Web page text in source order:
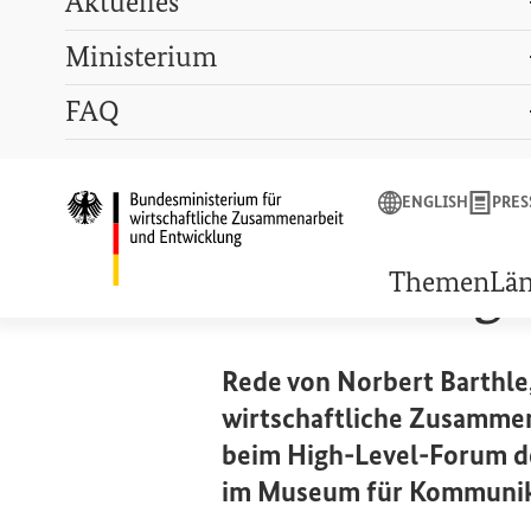
Startseite des
ENGLISH
Themen
Ministerium
FAQ
ENGLISH PRESSE LEXIKON GEBÄRDENSPRACHE
9. SEPTEMBER 2019
Rede von Norbert
wirtschaftliche
beim High-Level-Forum
im Museum für